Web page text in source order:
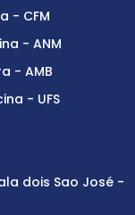
- CFM
- ANM
- AMB
- UFS
dois Sao José -